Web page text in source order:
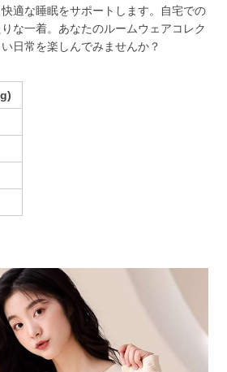
適な睡眠をサポートします。自宅での
な一着。あなたのルームウェアコレク
日常を楽しんでみませんか？